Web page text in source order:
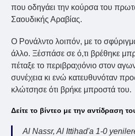
που οδηγάει την κούρσα του
Σαουδικής Αραβίας.
Ο Ρονάλντο λοιπόν, με το
άλλο. Ξέσπάσε σε ό,τι βρέθηκε
πέταξε το περιβραχιόνιο στον
συνέχεια κι ενώ κατευθυνόταν
κλώτσησε ότι βρήκε μπροστά του.
Δείτε το βίντεο με την αντίδραση
Al Nassr, Al Ittihad'a 1-0